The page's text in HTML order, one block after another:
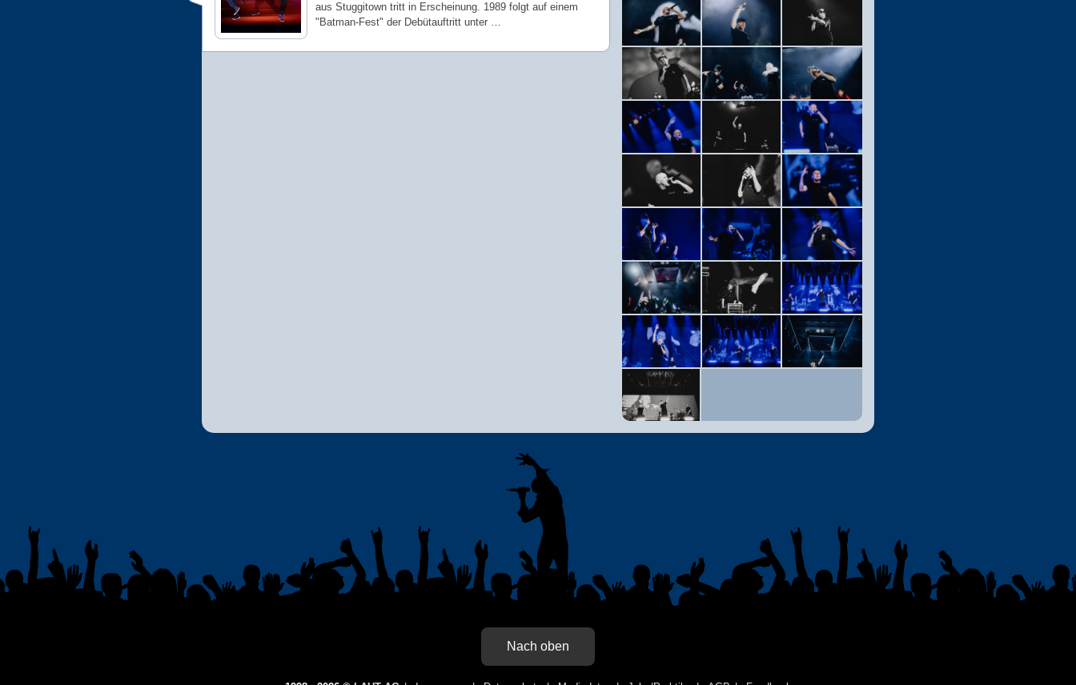
aus Stuggitown tritt in Erscheinung. 1989 folgt auf einem
"Batman-Fest" der Debütauftritt unter …
Nach oben